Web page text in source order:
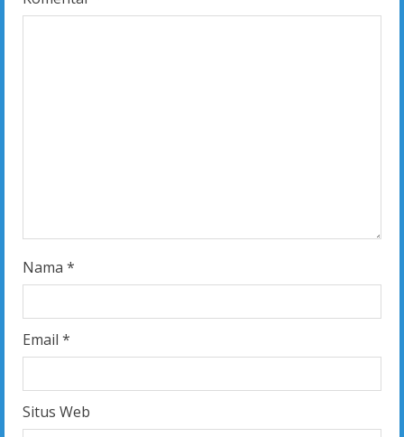
Nama *
Email *
Situs Web